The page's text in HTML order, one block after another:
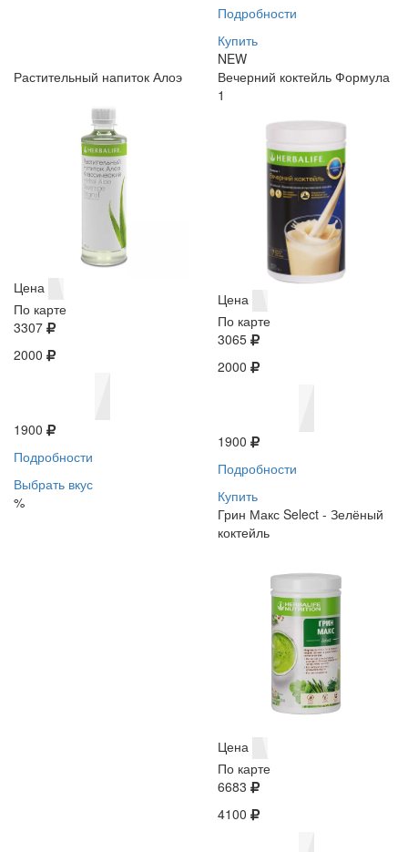
Подробности
Купить
NEW
Растительный напиток Алоэ
Цена
По карте
3307
2000
1900
Подробности
Выбрать вкус
%
Вечерний коктейль Формула
1
Цена
По карте
3065
2000
1900
Подробности
Купить
Грин Макс Select - Зелёный
коктейль
Цена
По карте
6683
4100